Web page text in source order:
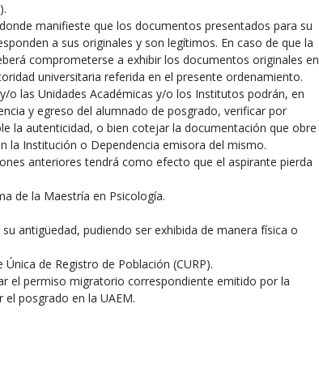
manifieste que los documentos presentados para su
a sus originales y son legítimos. En caso de que la
comprometerse a exhibir los documentos originales en
universitaria referida en el presente ordenamiento.
o las Unidades Académicas y/o los Institutos podrán, en
y egreso del alumnado de posgrado, verificar por
la autenticidad, o bien cotejar la documentación que obre
la Institución o Dependencia emisora del mismo.
anteriores tendrá como efecto que el aspirante pierda
de la Maestría en Psicología.
antigüedad, pudiendo ser exhibida de manera física o
de Registro de Población (CURP).
el permiso migratorio correspondiente emitido por la
posgrado en la UAEM.